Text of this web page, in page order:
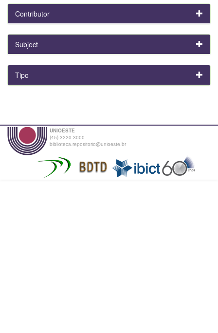
Contributor
Subject
Tipo
UNIOESTE
(45) 3220-3000
biblioteca.repositorio@unioeste.br